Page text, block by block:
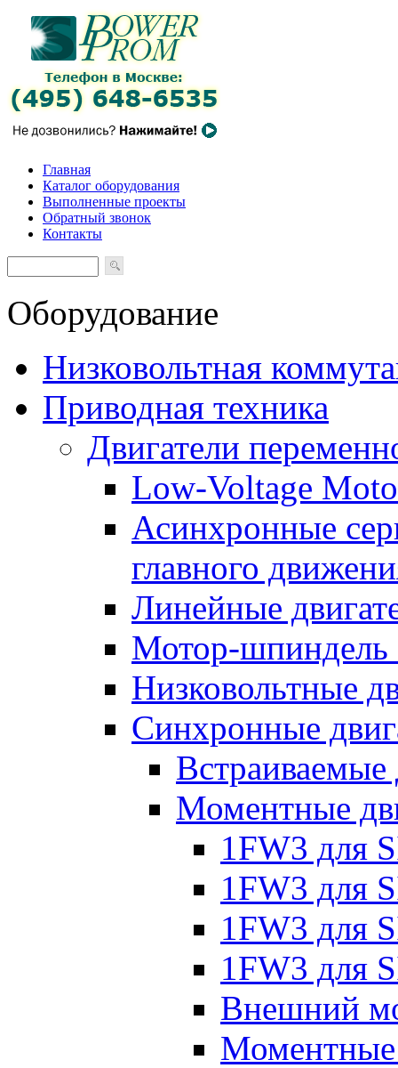
Главная
Каталог оборудования
Выполненные проекты
Обратный звонок
Контакты
Оборудование
Низковольтная
Приводная техника
Двигатели
Low-Voltage
Асинхронные
главного
Линейные
Мотор-шпиндель
Низковольтные
Синхронные
Встраиваемые
Моментные
1FW3 для
1FW3 для
1FW3 для
1FW3 для
Внешний
Моментные